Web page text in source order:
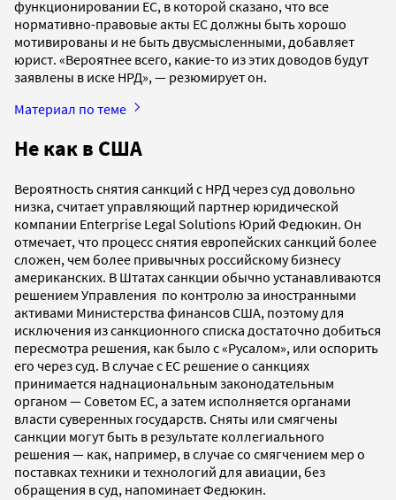
функционировании ЕС, в которой сказано, что все
нормативно-правовые акты ЕС должны быть хорошо
мотивированы и не быть двусмысленными, добавляет
юрист. «Вероятнее всего, какие-то из этих доводов будут
заявлены в иске НРД», — резюмирует он.
Материал по теме
Не как в США
Вероятность снятия санкций с НРД через суд довольно
низка, считает управляющий партнер юридической
компании Enterprise Legal Solutions Юрий Федюкин. Он
отмечает, что процесс снятия европейских санкций более
сложен, чем более привычных российскому бизнесу
американских. В Штатах санкции обычно устанавливаются
решением Управления по контролю за иностранными
активами Министерства финансов США, поэтому для
исключения из санкционного списка достаточно добиться
пересмотра решения, как было с «Русалом», или оспорить
его через суд. В случае с ЕС решение о санкциях
принимается наднациональным законодательным
органом — Советом ЕС, а затем исполняется органами
власти суверенных государств. Сняты или смягчены
санкции могут быть в результате коллегиального
решения — как, например, в случае со смягчением мер о
поставках техники и технологий для авиации, без
обращения в суд, напоминает Федюкин.